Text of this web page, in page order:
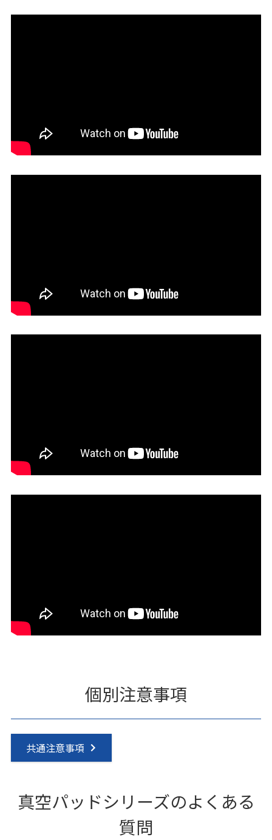
個別注意事項
共通注意事項
真空パッドシリーズのよくある
質問